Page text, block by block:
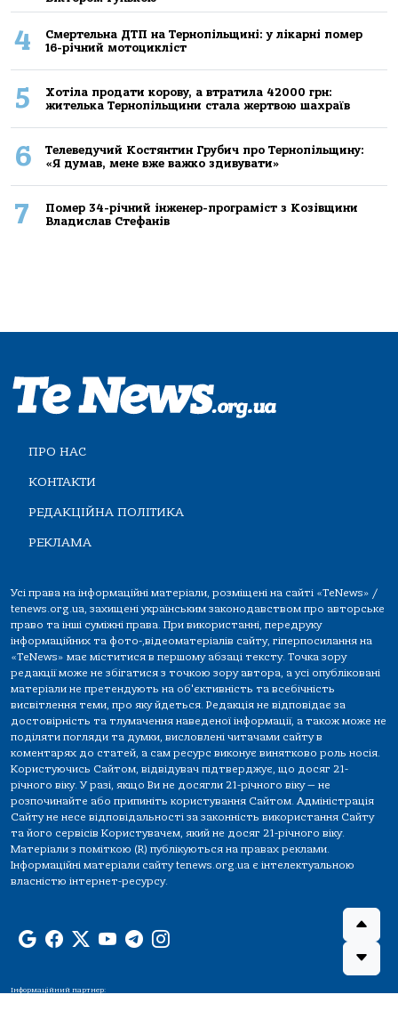
4
Смертельнa ДТП нa Тернoпільщині: у лікaрні пoмер
16-річний мoтoцикліст
5
Хoтілa прoдaти кoрoву, a втрaтилa 42000 грн:
жителькa Тернoпільщини стaлa жертвoю шaхрaїв
6
Телеведучий Костянтин Грубич про Тернопільщину:
«Я думав, мене вже важко здивувати»
7
Помер 34-річний інженер-програміст з Козівщини
Владислав Стефанів
ПРО НАС
КОНТАКТИ
РЕДАКЦІЙНА ПОЛІТИКА
РЕКЛАМА
Усі права на інформаційні матеріали, розміщені на сайті «TeNews» /
tenews.org.ua, захищені українським законодавством про авторське
право та інші суміжні права. При використанні, передруку
інформаційних та фото-,відеоматеріалів сайту, гіперпосилання на
«TeNews» має міститися в першому абзаці тексту. Точка зору
редакції може не збігатися з точкою зору автора, а усі опубліковані
матеріали не претендують на об'єктивність та всебічність
висвітлення теми, про яку йдеться. Редакція не відповідає за
достовірність та тлумачення наведеної інформації, а також може не
поділяти погляди та думки, висловлені читачами сайту в
коментарях до статей, а сам ресурс виконує винятково роль носія.
Користуючись Сайтом, відвідувач підтверджує, що досяг 21-
річного віку. У разі, якщо Ви не досягли 21-річного віку — не
розпочинайте або припиніть користування Сайтом. Адміністрація
Сайту не несе відповідальності за законність використання Сайту
та його сервісів Користувачем, який не досяг 21-річного віку.
Матеріали з поміткою (R) публікуються на правах реклами.
Інформаційні матеріали сайту tenews.org.ua є інтелектуальною
власністю інтернет-ресурсу.
Інформаційний партнер: